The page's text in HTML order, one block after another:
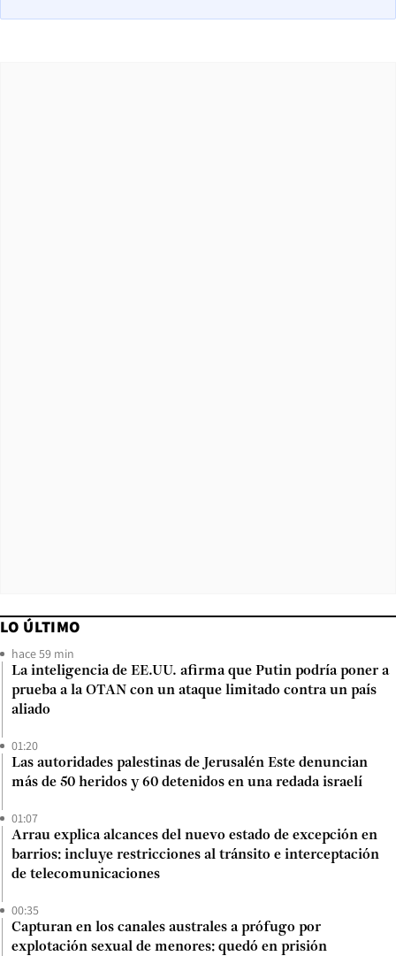
LO ÚLTIMO
hace 59 min
La inteligencia de EE.UU. afirma que Putin podría poner a
prueba a la OTAN con un ataque limitado contra un país
aliado
01:20
Las autoridades palestinas de Jerusalén Este denuncian
más de 50 heridos y 60 detenidos en una redada israelí
01:07
Arrau explica alcances del nuevo estado de excepción en
barrios: incluye restricciones al tránsito e interceptación
de telecomunicaciones
00:35
Capturan en los canales australes a prófugo por
explotación sexual de menores: quedó en prisión